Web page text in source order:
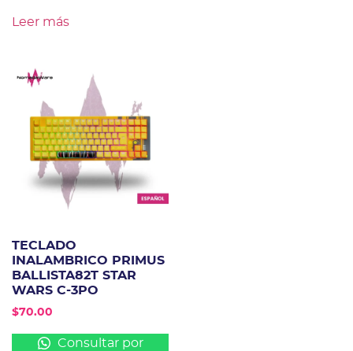
Leer más
TECLADO
INALAMBRICO PRIMUS
BALLISTA82T STAR
WARS C-3PO
$70.00
Consultar por